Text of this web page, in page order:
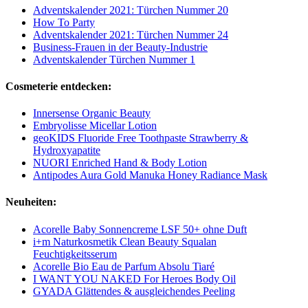
Adventskalender 2021: Türchen Nummer 20
How To Party
Adventskalender 2021: Türchen Nummer 24
Business-Frauen in der Beauty-Industrie
Adventskalender Türchen Nummer 1
Cosmeterie entdecken:
Innersense Organic Beauty
Embryolisse Micellar Lotion
geoKIDS Fluoride Free Toothpaste Strawberry &
Hydroxyapatite
NUORI Enriched Hand & Body Lotion
Antipodes Aura Gold Manuka Honey Radiance Mask
Neuheiten:
Acorelle Baby Sonnencreme LSF 50+ ohne Duft
i+m Naturkosmetik Clean Beauty Squalan
Feuchtigkeitsserum
Acorelle Bio Eau de Parfum Absolu Tiaré
I WANT YOU NAKED For Heroes Body Oil
GYADA Glättendes & ausgleichendes Peeling